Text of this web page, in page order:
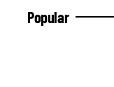
Popular